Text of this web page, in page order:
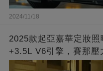
2024/11/18
2025款起亞嘉華定妝
+3.5L V6引擎，賽那壓